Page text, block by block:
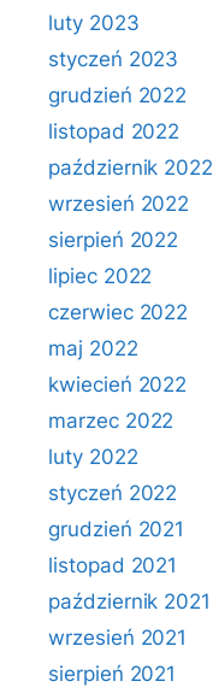
luty 2023
styczeń 2023
grudzień 2022
listopad 2022
październik 2022
wrzesień 2022
sierpień 2022
lipiec 2022
czerwiec 2022
maj 2022
kwiecień 2022
marzec 2022
luty 2022
styczeń 2022
grudzień 2021
listopad 2021
październik 2021
wrzesień 2021
sierpień 2021